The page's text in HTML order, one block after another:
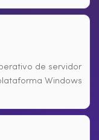
de servidor
Windows